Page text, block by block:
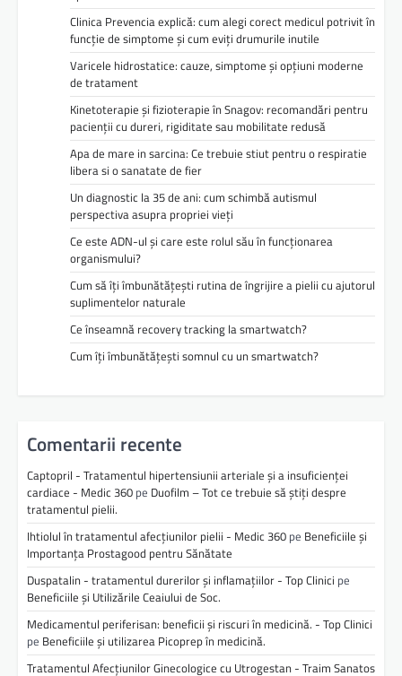
Clinica Prevencia explică: cum alegi corect medicul potrivit în
funcție de simptome și cum eviți drumurile inutile
Varicele hidrostatice: cauze, simptome și opțiuni moderne
de tratament
Kinetoterapie și fizioterapie în Snagov: recomandări pentru
pacienții cu dureri, rigiditate sau mobilitate redusă
Apa de mare in sarcina: Ce trebuie stiut pentru o respiratie
libera si o sanatate de fier
Un diagnostic la 35 de ani: cum schimbă autismul
perspectiva asupra propriei vieți
Ce este ADN-ul și care este rolul său în funcționarea
organismului?
Cum să îți îmbunătățești rutina de îngrijire a pielii cu ajutorul
suplimentelor naturale
Ce înseamnă recovery tracking la smartwatch?
Cum îți îmbunătățești somnul cu un smartwatch?
Comentarii recente
Captopril - Tratamentul hipertensiunii arteriale și a insuficienței
cardiace - Medic 360 pe Duofilm – Tot ce trebuie să știți despre
tratamentul pielii.
Ihtiolul în tratamentul afecțiunilor pielii - Medic 360 pe Beneficiile și
Importanța Prostagood pentru Sănătate
Duspatalin - tratamentul durerilor și inflamațiilor - Top Clinici pe
Beneficiile și Utilizările Ceaiului de Soc.
Medicamentul periferisan: beneficii și riscuri în medicină. - Top Clinici
pe Beneficiile și utilizarea Picoprep în medicină.
Tratamentul Afecțiunilor Ginecologice cu Utrogestan - Traim Sanatos